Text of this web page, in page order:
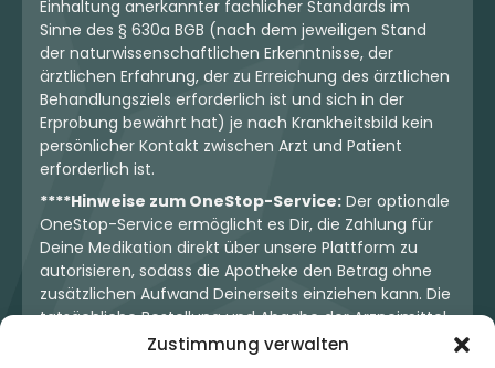
Zustimmung verwalten
Einhaltung anerkannter fachlicher Standards im
Sinne des § 630a BGB (nach dem jeweiligen Stand
der naturwissenschaftlichen Erkenntnisse, der
ärztlichen Erfahrung, der zu Erreichung des ärztlichen
Behandlungsziels erforderlich ist und sich in der
Erprobung bewährt hat) je nach Krankheitsbild kein
persönlicher Kontakt zwischen Arzt und Patient
erforderlich ist.
****Hinweise zum OneStop-Service: Der optionale
OneStop-Service ermöglicht es Dir, die Zahlung für
Deine Medikation direkt über unsere Plattform zu
autorisieren, sodass die Apotheke den Betrag ohne
zusätzlichen Aufwand Deinerseits einziehen kann. Die
tatsächliche Bestellung und Abgabe der Arzneimittel
erfolgt jedoch ausschließlich über die jeweilige